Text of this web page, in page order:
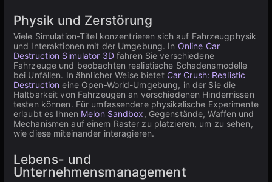
Physik und Zerstörung
Viele Simulation-Titel konzentrieren sich auf Fahrzeugphysik
und Interaktionen mit der Umgebung. In Online Car
Destruction Simulator 3Dfahren Sie verschiedene
Fahrzeuge und beobachten realistische Schadensmodelle
bei Unfällen. In ähnlicher Weise bietet Car Crush: Realistic
Destruction eine Open-World-Umgebung, in der Sie die
Haltbarkeit von Fahrzeugen an verschiedenen Hindernissen
testen können. Für umfassendere physikalische Experimente
erlaubt es Ihnen Melon Sandbox, Gegenstände, Waffen und
Mechanismen auf einem Raster zu platzieren, um zu sehen,
wie diese miteinander interagieren.
Lebens- und
Unternehmensmanagement